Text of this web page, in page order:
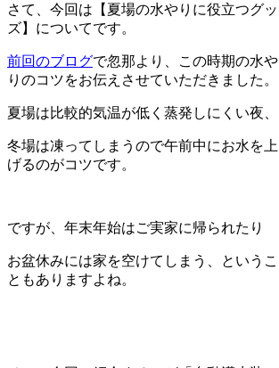
さて、今回は【夏場の水やりに役立つグッ
ズ】についてです。
前回のブログで忽那より、この時期の水や
りのコツをお伝えさせていただきました。
夏場は比較的気温が低く蒸発しにくい夜、
冬場は凍ってしまうので午前中にお水を上
げるのがコツです。
ですが、年末年始はご実家に帰られたり
お盆休みには家を空けてしまう、というこ
ともありますよね。